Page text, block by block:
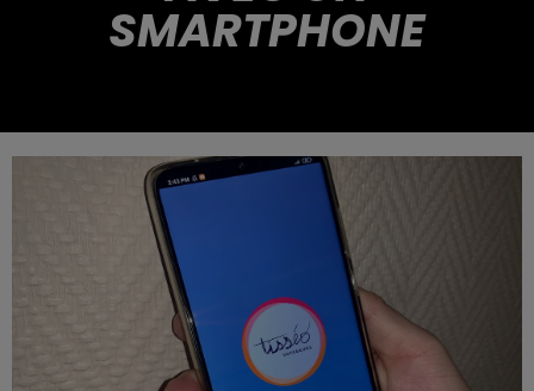
SMARTPHONE